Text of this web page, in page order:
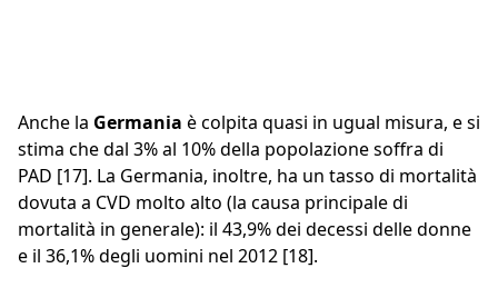
Anche la Germania è colpita quasi in ugual misura, e si
stima che dal 3% al 10% della popolazione soffra di
PAD [17]. La Germania, inoltre, ha un tasso di mortalità
dovuta a CVD molto alto (la causa principale di
mortalità in generale): il 43,9% dei decessi delle donne
e il 36,1% degli uomini nel 2012 [18].